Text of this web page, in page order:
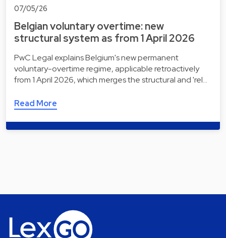
07/05/26
Belgian voluntary overtime: new
structural system as from 1 April 2026
PwC Legal explains Belgium's new permanent
voluntary-overtime regime, applicable retroactively
from 1 April 2026, which merges the structural and 'rel…
Read More